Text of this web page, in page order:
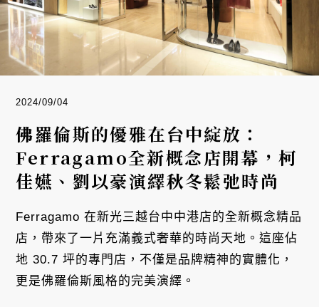
2024/09/04
佛羅倫斯的優雅在台中綻放：
Ferragamo全新概念店開幕，柯
佳嬿、劉以豪演繹秋冬鬆弛時尚
Ferragamo 在新光三越台中中港店的全新概念精品
店，帶來了一片充滿義式奢華的時尚天地。這座佔
地 30.7 坪的專門店，不僅是品牌精神的實體化，
更是佛羅倫斯風格的完美演繹。